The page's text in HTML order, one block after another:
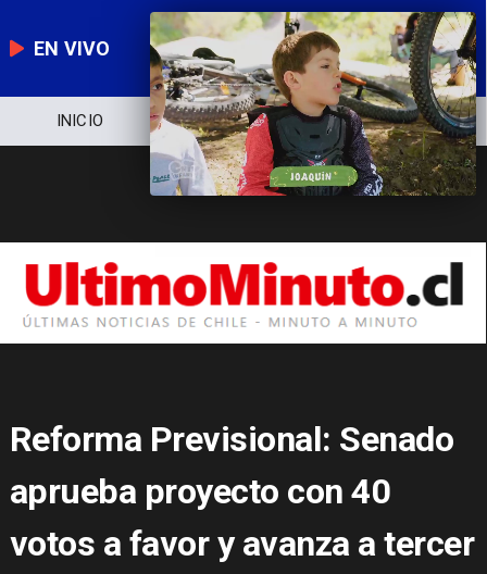
EN VIVO
NOTICIERO POLÍTICA ECONOMÍA
Reforma Previsional: Senado
aprueba proyecto con 40
votos a favor y avanza a tercer